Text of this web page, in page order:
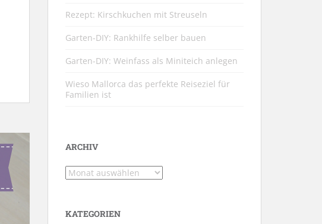
Rezept: Kirschkuchen mit Streuseln
Garten-DIY: Rankhilfe selber bauen
Garten-DIY: Weinfass als Miniteich anlegen
Wieso Mallorca das perfekte Reiseziel für
Familien ist
ARCHIV
Archiv
KATEGORIEN